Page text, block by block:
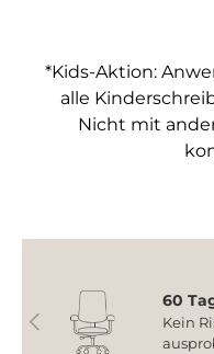
*Kids-Aktion:
alle
Nicht mit
Vorherige
60
Kein